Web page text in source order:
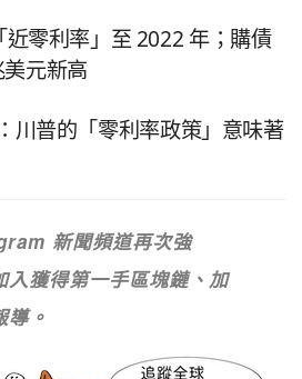
零利率」至 2022 年；購債
元新高
川普的「零利率政策」意味著
新聞頻道再次強
入獲得第一手區塊鏈、加
導。